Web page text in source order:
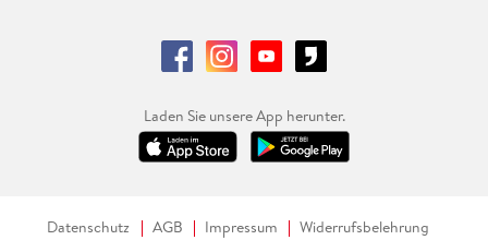
Laden Sie unsere App herunter.
Datenschutz AGB Impressum
Widerrufsbelehrung